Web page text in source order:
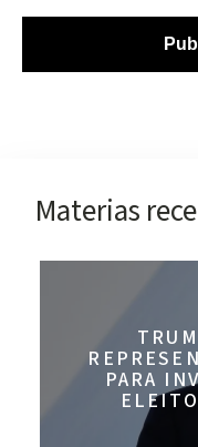
Materias
PARA